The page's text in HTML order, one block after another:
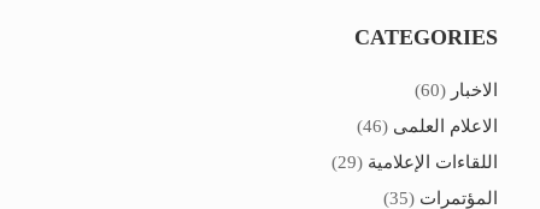
CATEGORIES
الاخبار (60)
الاعلام العلمى (46)
اللقاءات الإعلامية (29)
المؤتمرات (35)